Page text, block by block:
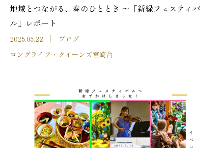
地域とつながる、春のひととき ～「新緑フェスティバ
ル」レポート
2025.05.22
ブログ
ロングライフ・クイーンズ宮崎台